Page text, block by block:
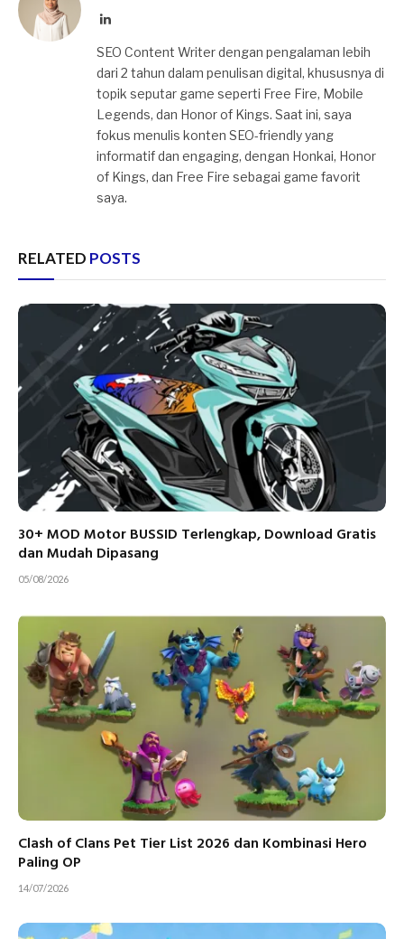
LinkedIn
SEO Content Writer dengan pengalaman lebih
dari 2 tahun dalam penulisan digital, khususnya di
topik seputar game seperti Free Fire, Mobile
Legends, dan Honor of Kings. Saat ini, saya
fokus menulis konten SEO-friendly yang
informatif dan engaging, dengan Honkai, Honor
of Kings, dan Free Fire sebagai game favorit
saya.
RELATED POSTS
30+ MOD Motor BUSSID Terlengkap, Download Gratis
dan Mudah Dipasang
05/08/2026
Clash of Clans Pet Tier List 2026 dan Kombinasi Hero
Paling OP
14/07/2026